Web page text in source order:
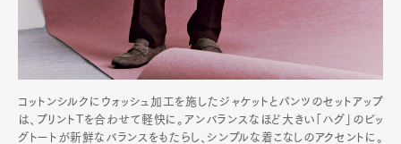
コットンシルクにウォッシュ加工を施したジャケットとパンツのセットアップ
は、プリントTを合わせて軽快に。アンバランスなほど大きい「ハグ」のビッ
グトートが新鮮なバランスをもたらし、シンプルな着こなしのアクセントに。